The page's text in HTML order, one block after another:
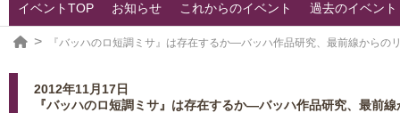
イベントTOP お知らせ これからのイベント 過去のイベント
『バッハのロ短調ミサ』は存在するか―バッハ作品研究、最前線からの
2012年11月17日
『バッハのロ短調ミサ』は存在するか―バッハ作品研究、最前